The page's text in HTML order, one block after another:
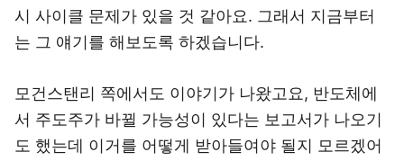
시 사이클 문제가 있을 것 같아요. 그래서 지금부터
는 그 얘기를 해보도록 하겠습니다.
모건스탠리 쪽에서도 이야기가 나왔고요, 반도체에
서 주도주가 바뀔 가능성이 있다는 보고서가 나오기
도 했는데 이거를 어떻게 받아들여야 될지 모르겠어